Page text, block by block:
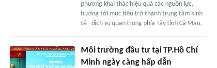
phương khai thác hiệu quả các nguồn lực,
hướng tới mục tiêu trở thành trung tâm kinh
tế - dịch vụ quan trọng phía Tây tỉnh Cà Mau.
Môi trường đầu tư tại TP.Hồ Chí
Minh ngày càng hấp dẫn